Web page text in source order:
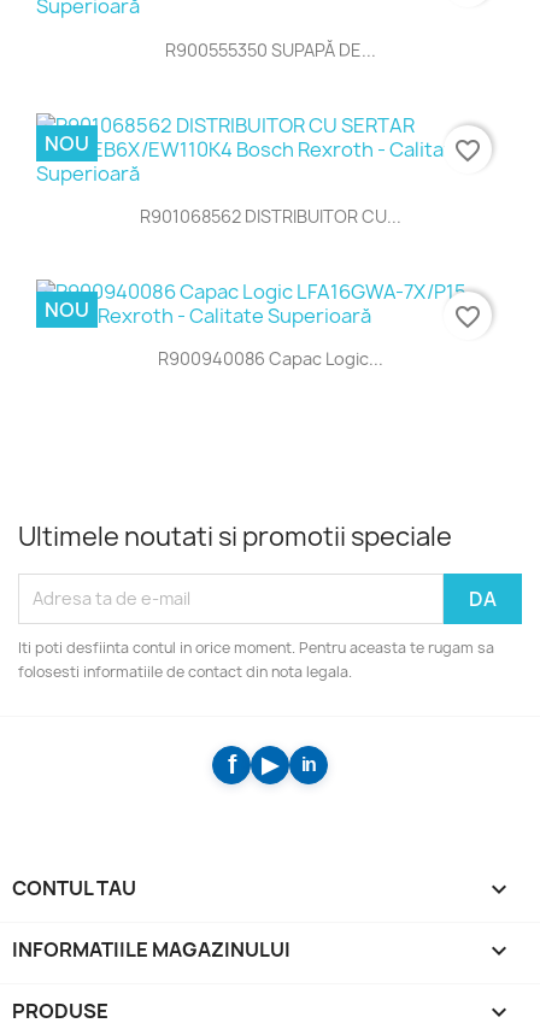
R900555350 SUPAPĂ DE...
R901068562 DISTRIBUITOR CU...
NOU favorite_border
R900940086 Capac Logic...
NOU favorite_border
Ultimele noutati si promotii speciale
Iti poti desfiinta contul in orice moment. Pentru aceasta te rugam sa
folosesti informatiile de contact din nota legala.
CONTUL TAU 
INFORMATIILE MAGAZINULUI keyboard_arrow_down
PRODUSE 